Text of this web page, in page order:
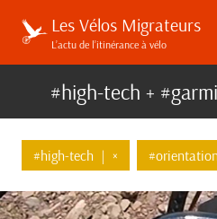
Les Vélos Migrateurs
L’actu de l’itinérance à vélo
#high-tech +
#high-tech | ×
#garmin | × #materiel